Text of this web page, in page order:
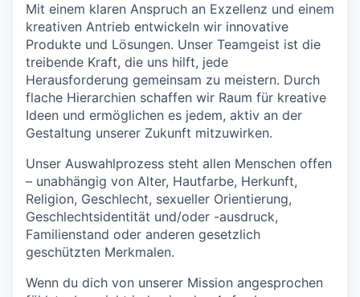
Mit einem klaren Anspruch an Exzellenz und einem
kreativen Antrieb entwickeln wir innovative
Produkte und Lösungen. Unser Teamgeist ist die
treibende Kraft, die uns hilft, jede
Herausforderung gemeinsam zu meistern. Durch
flache Hierarchien schaffen wir Raum für kreative
Ideen und ermöglichen es jedem, aktiv an der
Gestaltung unserer Zukunft mitzuwirken.
Unser Auswahlprozess steht allen Menschen offen
– unabhängig von Alter, Hautfarbe, Herkunft,
Religion, Geschlecht, sexueller Orientierung,
Geschlechtsidentität und/oder -ausdruck,
Familienstand oder anderen gesetzlich
geschützten Merkmalen.
Wenn du dich von unserer Mission angesprochen